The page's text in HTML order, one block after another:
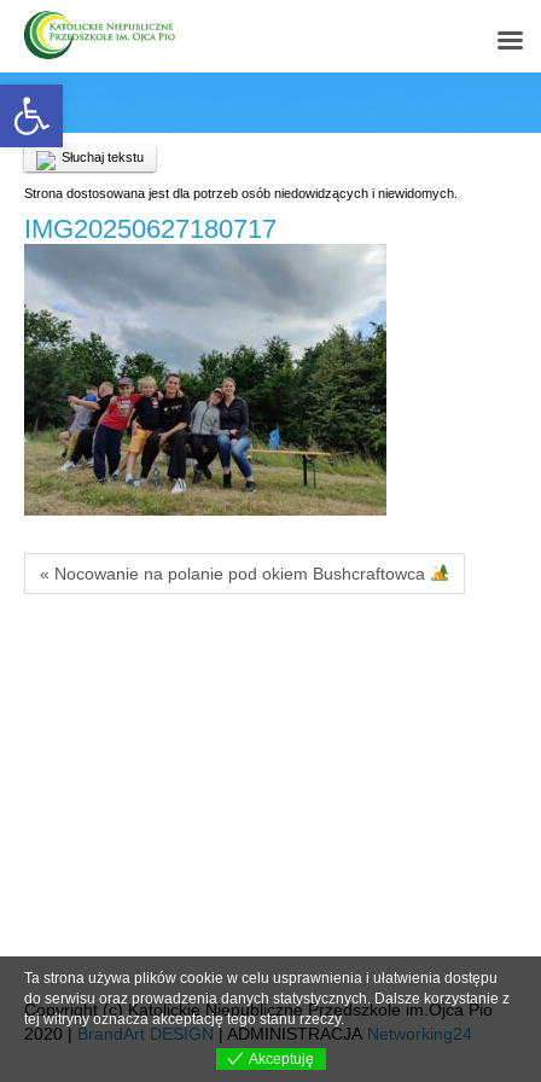
Open toolbar
Słuchaj tekstu
Strona dostosowana jest dla potrzeb osób niedowidzących i niewidomych.
IMG20250627180717
« Nocowanie na polanie pod okiem Bushcraftowca
Copyright (c) Katolickie Niepubliczne Przedszkole im.Ojca Pio
2020 | BrandArt DESIGN | ADMINISTRACJA Networking24
Ta strona używa plików cookie w celu usprawnienia i ułatwienia dostępu
do serwisu oraz prowadzenia danych statystycznych. Dalsze korzystanie z
tej witryny oznacza akceptację tego stanu rzeczy.
Akceptuję